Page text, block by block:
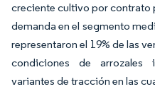
creciente cultivo por contrato
demanda en el segmento
representaron el 19% de las
condiciones de arrozales
variantes de tracción en las